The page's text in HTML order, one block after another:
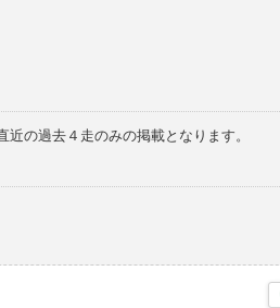
の過去４走のみの掲載となります。